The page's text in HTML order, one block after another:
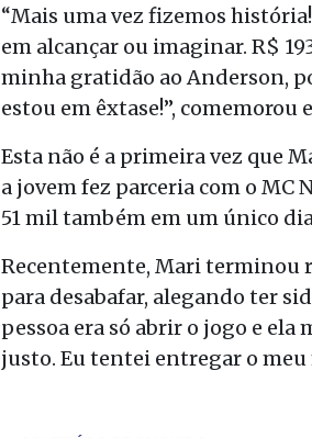
“Mais uma vez fizemos
em alcançar ou imaginar. R$
minha gratidão ao Anderson,
estou em êxtase!”,
Esta não é a primeira vez que
a jovem fez parceria com o
51 mil também em um único
Recentemente, Mari terminou
para desabafar, alegando ter
pessoa era só abrir o jogo e
justo. Eu tentei entregar o meu